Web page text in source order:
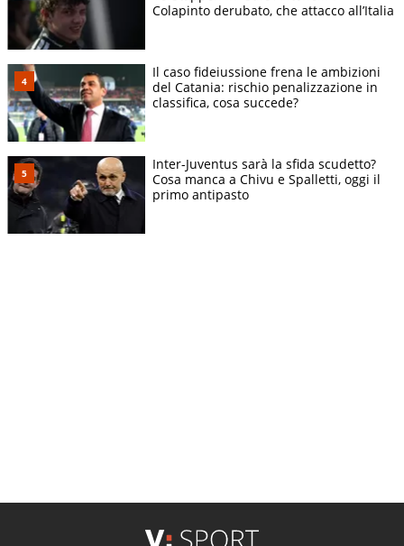
Colapinto derubato, che attacco all’Italia
Il caso fideiussione frena le ambizioni
del Catania: rischio penalizzazione in
classifica, cosa succede?
Inter-Juventus sarà la sfida scudetto?
Cosa manca a Chivu e Spalletti, oggi il
primo antipasto